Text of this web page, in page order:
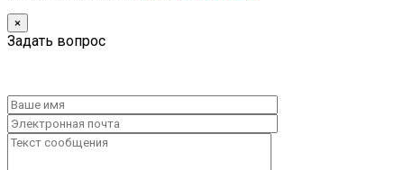
×
Задать вопрос